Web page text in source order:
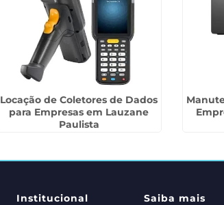
Locação de Coletores de Dados
para Empresas em Lauzane
Paulista
Institucional Saiba mais